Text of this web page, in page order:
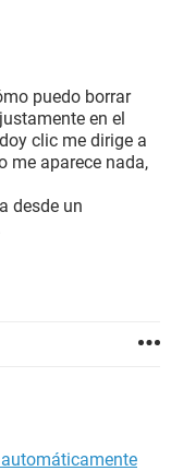
puedo borrar
en el
clic me dirige a
me aparece nada,
desde un